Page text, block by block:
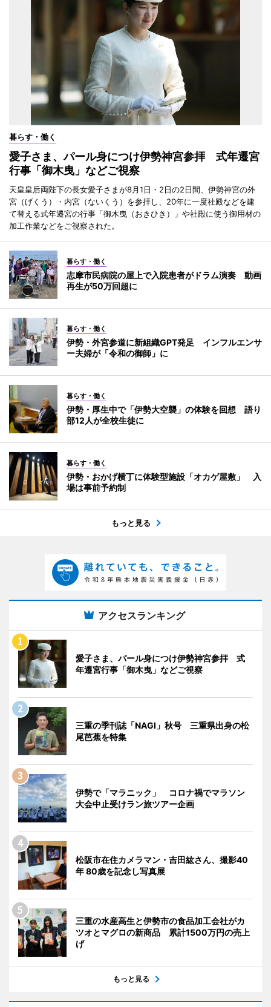
暮らす・働く
愛子さま、パール身につけ伊勢神宮参拝 式年遷宮
行事「御木曳」などご視察
天皇皇后両陛下の長女愛子さまが8月1日・2日の2日間、伊勢神宮の外
宮（げくう）・内宮（ないくう）を参拝し、20年に一度社殿などを建
て替える式年遷宮の行事「御木曳（おきひき）」や社殿に使う御用材の
加工作業などをご視察された。
暮らす・働く
志摩市民病院の屋上で入院患者がドラム演奏 動画
再生が50万回超に
暮らす・働く
伊勢・外宮参道に新組織GPT発足 インフルエンサ
ー夫婦が「令和の御師」に
暮らす・働く
伊勢・厚生中で「伊勢大空襲」の体験を回想 語り
部12人が全校生徒に
暮らす・働く
伊勢・おかげ横丁に体験型施設「オカゲ屋敷」 入
場は事前予約制
もっと見る
アクセスランキング
愛子さま、パール身につけ伊勢神宮参拝 式
年遷宮行事「御木曳」などご視察
三重の季刊誌「NAGI」秋号 三重県出身の松
尾芭蕉を特集
伊勢で「マラニック」 コロナ禍でマラソン
大会中止受けラン旅ツアー企画
松阪市在住カメラマン・吉田紘さん、撮影40
年 80歳を記念し写真展
三重の水産高生と伊勢市の食品加工会社がカ
ツオとマグロの新商品 累計1500万円の売上
げ
もっと見る